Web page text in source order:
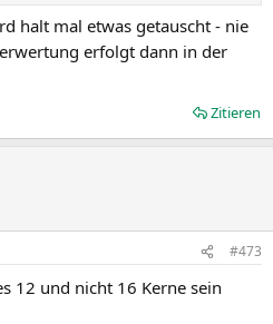
halt mal etwas getauscht - nie
erfolgt dann in der
Zitieren
#473
12 und nicht 16 Kerne sein